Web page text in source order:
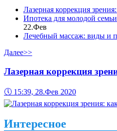
Лазерная коррекция
Ипотека для молодой
22.Фев
Лечебный массаж: виды и
Далее>>
Лазерная коррекция
🕔 15:39, 28.Фев 2020
Интересное